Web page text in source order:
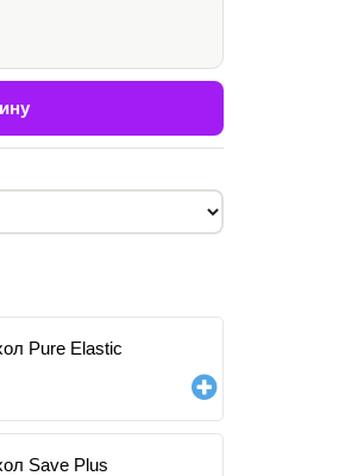
Pure Elastic
Save Plus